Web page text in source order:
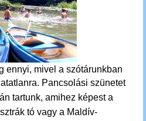
ennyi, mivel a szótárunkban
Pancsolási szünetet
tartunk, amihez képest a
tó vagy a Maldív-